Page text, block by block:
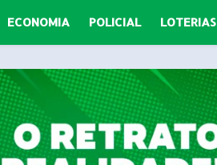
ECONOMIA POLICIAL LOTERIAS